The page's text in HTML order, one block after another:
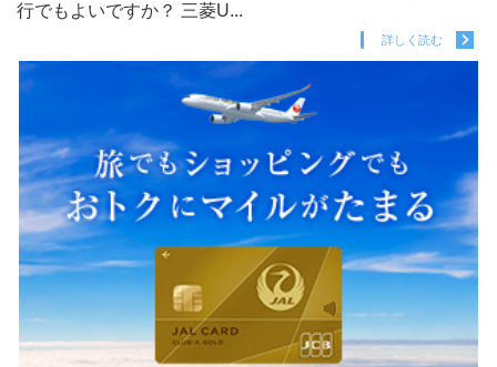
行でもよいですか？ 三菱U...
詳しく読む